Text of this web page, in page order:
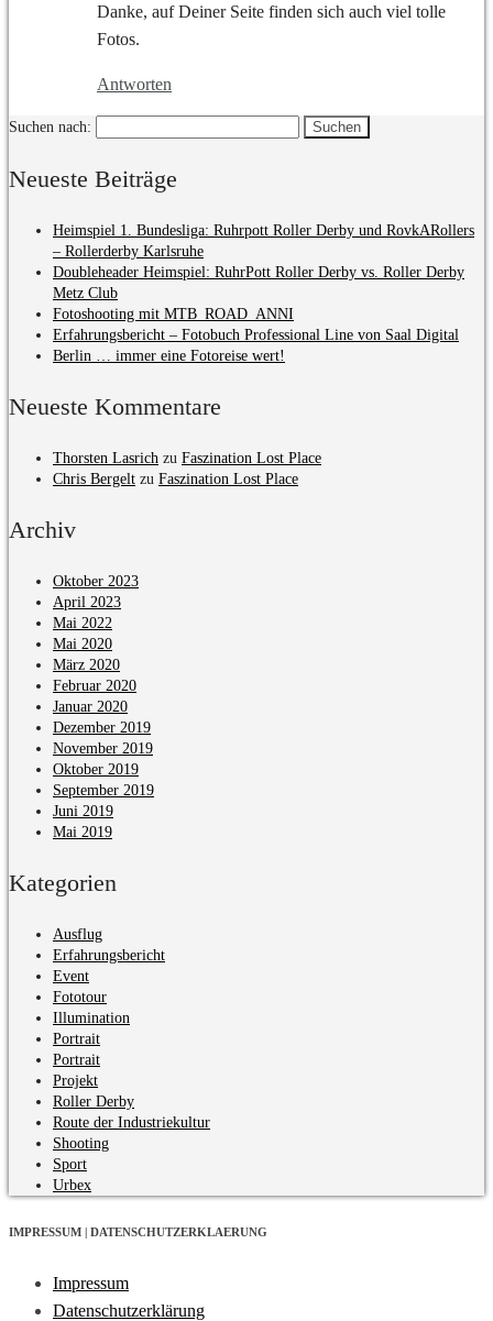
Danke, auf Deiner Seite finden sich auch viel tolle
Fotos.
Antworten
Suchen nach:
Neueste Beiträge
Heimspiel 1. Bundesliga: Ruhrpott Roller Derby und RovkARollers
– Rollerderby Karlsruhe
Doubleheader Heimspiel: RuhrPott Roller Derby vs. Roller Derby
Metz Club
Fotoshooting mit MTB_ROAD_ANNI
Erfahrungsbericht – Fotobuch Professional Line von Saal Digital
Berlin … immer eine Fotoreise wert!
Neueste Kommentare
Thorsten Lasrich zu Faszination Lost Place
Chris Bergelt zu Faszination Lost Place
Archiv
Oktober 2023
April 2023
Mai 2022
Mai 2020
März 2020
Februar 2020
Januar 2020
Dezember 2019
November 2019
Oktober 2019
September 2019
Juni 2019
Mai 2019
Kategorien
Ausflug
Erfahrungsbericht
Event
Fototour
Illumination
Portrait
Portrait
Projekt
Roller Derby
Route der Industriekultur
Shooting
Sport
Urbex
IMPRESSUM | DATENSCHUTZERKLAERUNG
Impressum
Datenschutzerklärung